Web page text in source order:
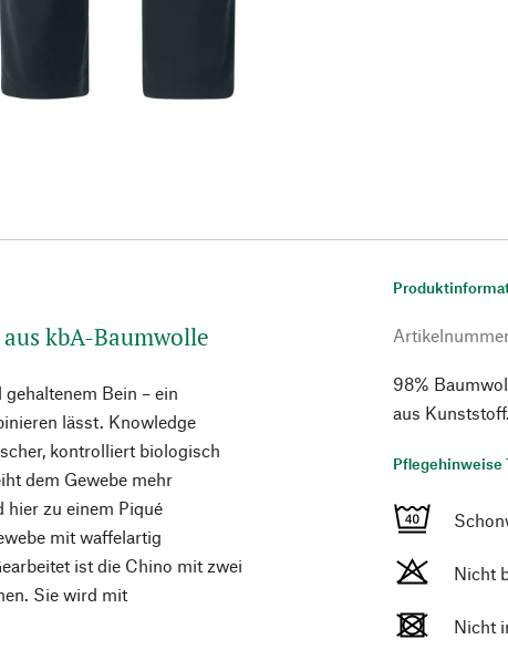
kbA-Baumwolle
Bein – ein
lässt. Knowledge
kontrolliert biologisch
dem Gewebe mehr
hier zu einem Piqué
mit waffelartig
ist die Chino mit zwei
Sie wird mit
98%
aus
Pflegehinweise
Nicht
Nicht